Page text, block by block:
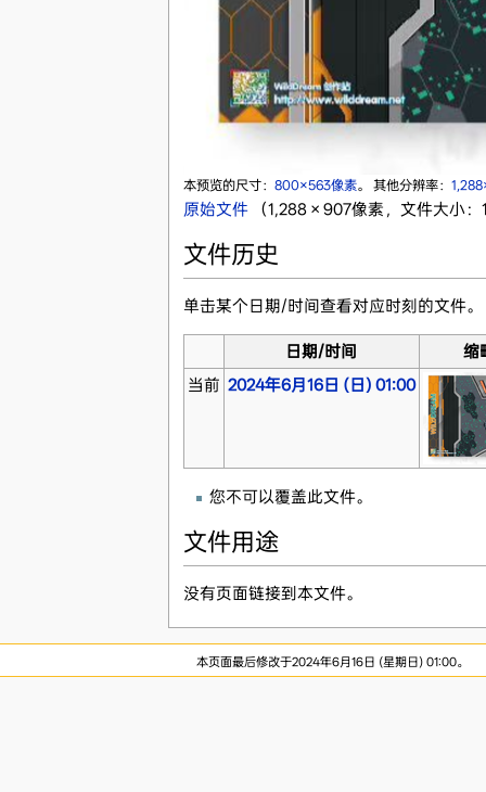
本预览的尺寸： 800×563像素。 其他分辨率：
原始文件‎ （1,288 × 907像素，文件大小
文件历史
单击某个日期/时间查看对应时刻的文件。
日期/时间
缩
当前 2024年6月16日 (日) 01:00
您不可以覆盖此文件。
文件用途
没有页面链接到本文件。
本页面最后修改于2024年6月16日 (星期日) 01:00。